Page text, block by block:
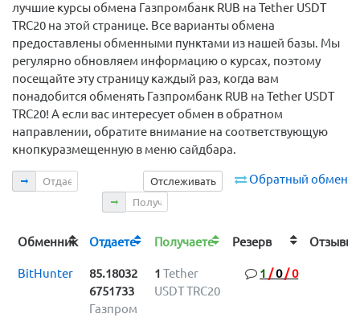
лучшие курсы обмена Газпромбанк RUB на Tether USDT
TRC20 на этой странице. Все варианты обмена
предоставлены обменными пунктами из нашей базы. Мы
регулярно обновляем информацию о курсах, поэтому
посещайте эту страницу каждый раз, когда вам
понадобится обменять Газпромбанк RUB на Tether USDT
TRC20! А если вас интересует обмен в обратном
направлении, обратите внимание на соответствующую
кнопкуразмещенную в меню сайдбара.
Обратный обмен
Отслеживать
Отдаете
Получаете
Обменник Отдаете Получаете Резерв
BitHunter
85.18032
6751733
Газпром
1 Tether
USDT TRC20
1 /0/0